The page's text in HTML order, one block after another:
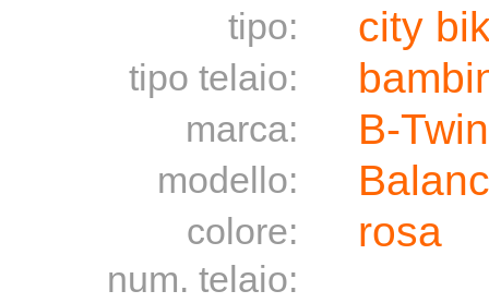
tipo: city
tipo telaio:
marca: B-
modello:
colore: rosa
num. telaio: